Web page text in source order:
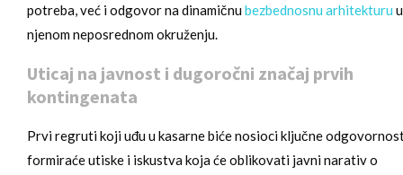
potreba, već i odgovor na dinamičnubezbednosnu arhitekturu u
njenom neposrednom okruženju.
Uticaj na javnost i dugoročni značaj prvih
kontingenata
Prvi regruti koji uđu u kasarne biće nosioci ključne
formiraće utiske i iskustva koja će oblikovati javni narativ o